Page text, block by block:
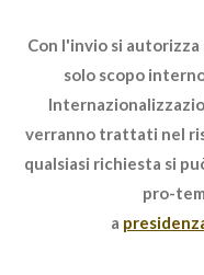
Con l'invio si
solo scopo
verranno trattati nel
qualsiasi richiesta si
pro-
a